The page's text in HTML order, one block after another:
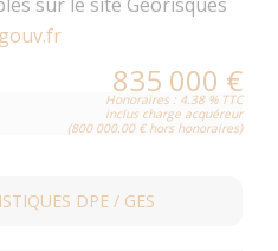
835 000 €
Honoraires : 4.38 % TTC
inclus charge acquéreur
(800 000.00 € hors honoraires)
DPE / GES